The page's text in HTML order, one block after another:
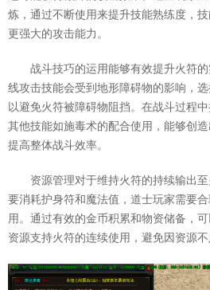
炼，通过不断使用来提升技能熟练度，
更强大的攻击能力。
战斗技巧的运用能够有效提升火符
线攻击技能会受到地形障碍物的影响，
以避免火符被障碍物阻挡。在战斗过程
其他技能如施毒术的配合使用，能够创
提高整体战斗效率。
资源管理对于维持火符的持续输出
要消耗护身符和魔法值，道士玩家需要
用。通过有效的金币积累和物资储备，
资源支持火符的连续使用，避免因资源不